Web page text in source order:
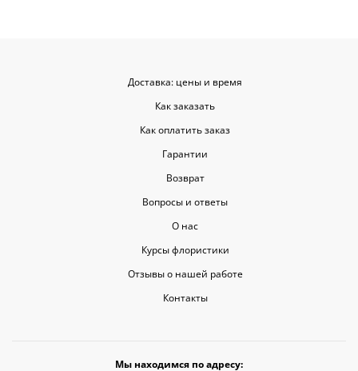
Доставка: цены и время
Как заказать
Как оплатить заказ
Гарантии
Возврат
Вопросы и ответы
О нас
Курсы флористики
Отзывы о нашей работе
Контакты
Мы находимся по адресу: